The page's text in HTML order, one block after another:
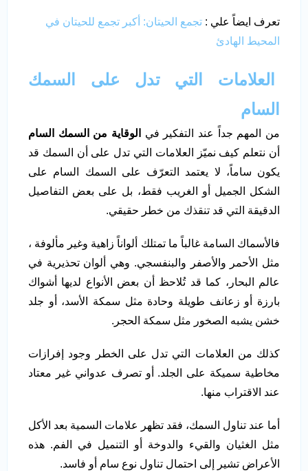
تعرف ايضاً علي : تجمع الحيتان: أكبر تجمع للحيتان في
المحيط الهادئ
العلامات التي تدل على السمك
السام
من المهم جداً عند التفكير في
الوقاية من السمك السام
أن نتعلم كيف نميّز العلامات التي تدل على أن السمك قد
يكون ساماً، لا يعتمد التعرّف على السمك السام على
الشكل الجميل أو الغريب فقط، بل على بعض التفاصيل
الدقيقة التي قد تنقذك من خطر حقيقي.
فالأسماك السامة غالباً ما تمتلك ألواناً زاهية وغير مألوفة ،
مثل الأحمر والأصفر والبنفسجي. وهي ألوان تحذيرية في
عالم البحار، كما قد تُلاحظ أن بعض الأنواع لديها أشواك
بارزة أو زعانف طويلة وحادة مثل سمكة الأسد، أو جلد
خشن يشبه الصخور مثل سمكة الحجر.
كذلك من العلامات التي تدل على الخطر وجود إفرازات
مخاطية سميكة على الجلد. أو تصرف عدواني غير معتاد
عند الاقتراب منها.
أما عند تناول السمك، فقد تظهر علامات السمية بعد الأكل
مثل الغثيان والقيء والدوخة أو التنميل في الفم. هذه
الأعراض تشير إلى احتمال تناول نوع سام أو فاسد.